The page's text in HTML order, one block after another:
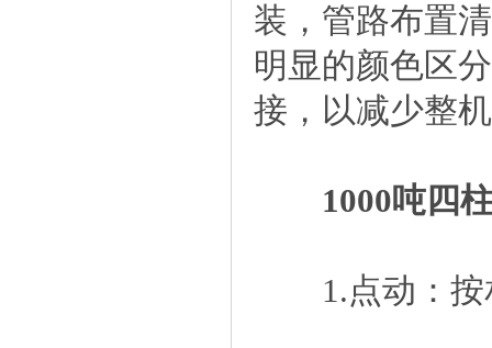
装，管路布置
明显的颜色区
接，以减少整
1000吨四柱
1.点动：按